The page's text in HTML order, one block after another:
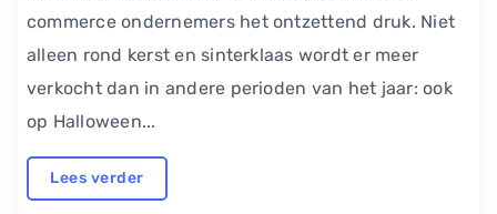
commerce ondernemers het ontzettend druk. Niet
alleen rond kerst en sinterklaas wordt er meer
verkocht dan in andere perioden van het jaar: ook
op Halloween...
Lees verder